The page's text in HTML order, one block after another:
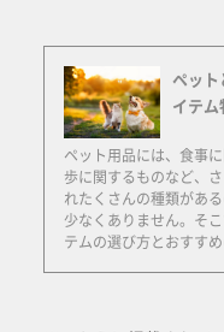
ペット
イテム
ペット用品には、食事
歩に関するものなど、
れたくさんの種類があ
少なくありません。そ
テムの選び方とおすす